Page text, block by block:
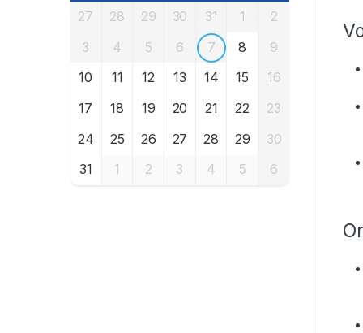
27 28 29 30 31 1
2
3
4 5 6 7 8
9
10
11 12 13 14 15
16
17
18 19 20 21 22
23
24
25 26 27 28 29
30
31
1 2 3 4 5 6